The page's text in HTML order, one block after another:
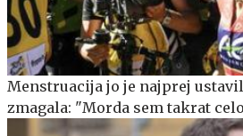
Menstruacija jo je najprej
zmagala: "Morda sem takrat